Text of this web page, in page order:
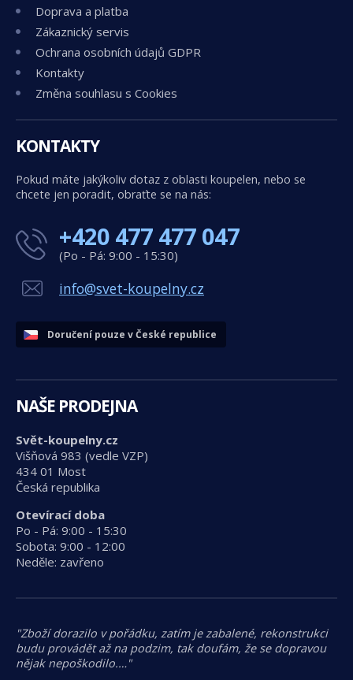
Doprava a platba
Zákaznický servis
Ochrana osobních údajů GDPR
Kontakty
Změna souhlasu s Cookies
KONTAKTY
Pokud máte jakýkoliv dotaz z oblasti koupelen, nebo se
chcete jen poradit, obraťte se na nás:
+420 477 477 047
(Po - Pá: 9:00 - 15:30)
info@svet-koupelny.cz
Doručení pouze v České republice
NAŠE PRODEJNA
Svět-koupelny.cz
Višňová 983 (vedle VZP)
434 01 Most
Česká republika
Otevírací doba
Po - Pá: 9:00 - 15:30
Sobota: 9:00 - 12:00
Neděle: zavřeno
"Zboží dorazilo v pořádku, zatím je zabalené, rekonstrukci
budu provádět až na podzim, tak doufám, že se dopravou
nějak nepoškodilo.…"